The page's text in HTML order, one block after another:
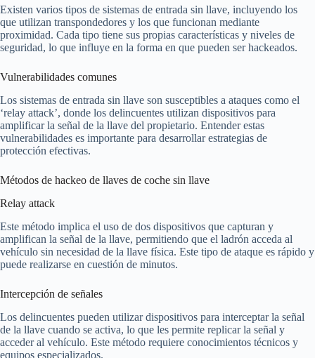
Existen varios tipos de sistemas de entrada sin llave, incluyendo los
que utilizan transpondedores y los que funcionan mediante
proximidad. Cada tipo tiene sus propias características y niveles de
seguridad, lo que influye en la forma en que pueden ser hackeados.
Vulnerabilidades comunes
Los sistemas de entrada sin llave son susceptibles a ataques como el
‘relay attack’, donde los delincuentes utilizan dispositivos para
amplificar la señal de la llave del propietario. Entender estas
vulnerabilidades es importante para desarrollar estrategias de
protección efectivas.
Métodos de hackeo de llaves de coche sin llave
Relay attack
Este método implica el uso de dos dispositivos que capturan y
amplifican la señal de la llave, permitiendo que el ladrón acceda al
vehículo sin necesidad de la llave física. Este tipo de ataque es rápido y
puede realizarse en cuestión de minutos.
Intercepción de señales
Los delincuentes pueden utilizar dispositivos para interceptar la señal
de la llave cuando se activa, lo que les permite replicar la señal y
acceder al vehículo. Este método requiere conocimientos técnicos y
equipos especializados.